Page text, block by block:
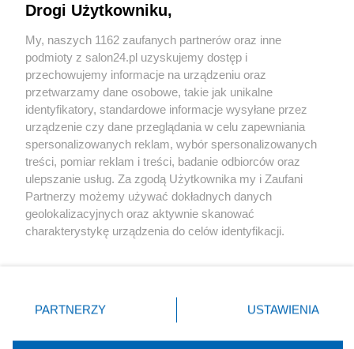
Sport
Społeczeństwo
Kultura
X Facebook Instagram Youtube
Drogi Użytkowniku,
My, naszych 1162 zaufanych partnerów oraz inne
podmioty z salon24.pl uzyskujemy dostęp i
przechowujemy informacje na urządzeniu oraz
przetwarzamy dane osobowe, takie jak unikalne
identyfikatory, standardowe informacje wysyłane przez
urządzenie czy dane przeglądania w celu zapewniania
spersonalizowanych reklam, wybór spersonalizowanych
treści, pomiar reklam i treści, badanie odbiorców oraz
ulepszanie usług. Za zgodą Użytkownika my i Zaufani
Partnerzy możemy używać dokładnych danych
geolokalizacyjnych oraz aktywnie skanować
charakterystykę urządzenia do celów identyfikacji.
zmienić/wycofać klikając przycisk ustawień prywatności
znajdujący się w lewym dolnym rogu strony
rodzaje przetwarzania danych nie wymagają zgody
PARTNERZY USTAWIENIA